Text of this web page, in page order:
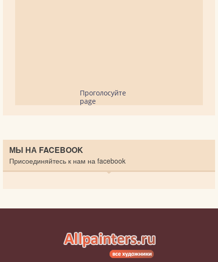
Проголосуйте
page
МЫ НА FACEBOOK
Присоединяйтесь к нам на facebook